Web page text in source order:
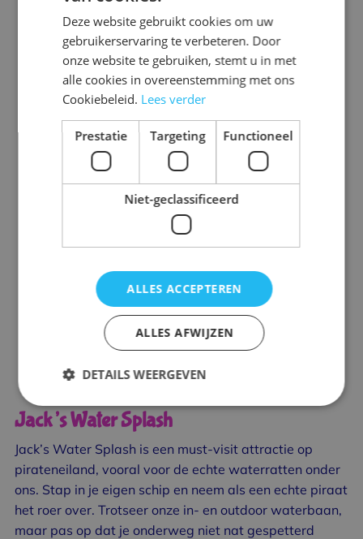
Jack’s Water Splash
Jack’s Water Splash is een must-visit attractie op
pirateneiland, vooral voor de echte waterratten onder
ons. Stap in je eigen schip en neem als een echte piraat
het roer over. Trotseer onze in- en outdoor waterbaan,
maar pas op dat je onderweg niet nat gespetterd
Deze website gebruikt cookies om uw
gebruikerservaring te verbeteren. Door
onze website te gebruiken, stemt u in met
alle cookies in overeenstemming met ons
Cookiebeleid. Lees verder
Prestatie Targeting Functioneel
Niet-geclassificeerd
ALLES ACCEPTEREN
ALLES AFWIJZEN
DETAILS WEERGEVEN